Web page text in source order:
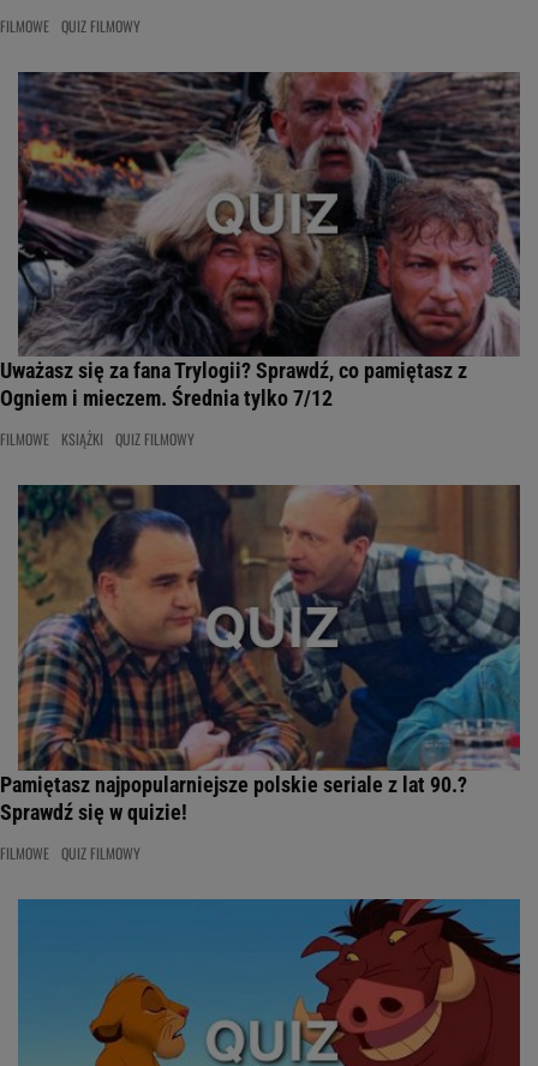
FILMOWE QUIZ FILMOWY
Uważasz się za fana Trylogii? Sprawdź, co pamiętasz z
Ogniem i mieczem. Średnia tylko 7/12
FILMOWE KSIĄŻKI QUIZ FILMOWY
Pamiętasz najpopularniejsze polskie seriale z lat 90.?
Sprawdź się w quizie!
FILMOWE QUIZ FILMOWY